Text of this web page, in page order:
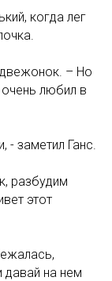
когда лег
– Но
любил в
- заметил Ганс.
разбудим
этот
давай на нем